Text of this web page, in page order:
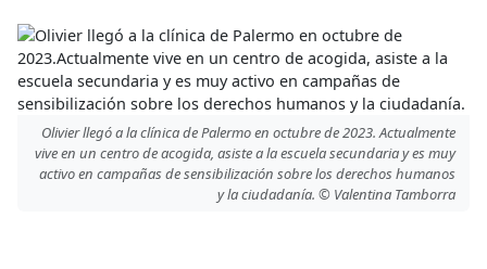
Olivier llegó a la clínica de Palermo en octubre de 2023. Actualmente
vive en un centro de acogida, asiste a la escuela secundaria y es muy
activo en campañas de sensibilización sobre los derechos humanos
y la ciudadanía. © Valentina Tamborra